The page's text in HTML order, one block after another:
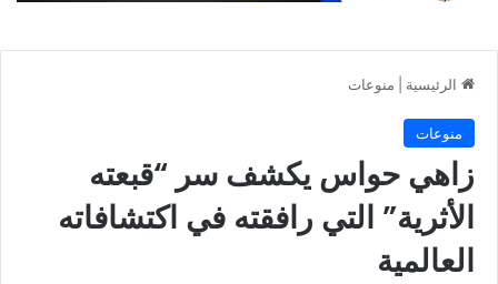
الرئيسية منوعات
منوعات
زاهي حواس يكشف سر “قبعته
الأثرية” التي رافقته في اكتشافاته
العالمية